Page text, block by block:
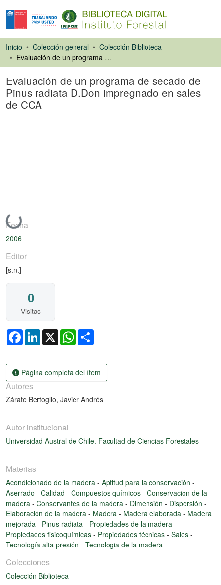
Inicio Colección general
Colección Biblioteca
Evaluación de un programa de secado de Pinus radiata D.Don impregnado en sales de CCA
Evaluación de un programa de secado de
Pinus radiata D.Don impregnado en sales
de CCA
Cargando...
Fecha
2006
Editor
[s.n.]
0
Visitas
FacebookLinkedIn
X WhatsApp
Página completa del ítem
Autores
Zárate Bertoglio, Javier Andrés
Autor institucional
Universidad Austral de Chile. Facultad de Ciencias Forestales
Materias
Acondicionado de la madera - Aptitud para la conservación -
Aserrado - Calidad - Compuestos químicos - Conservacion de la
madera - Conservantes de la madera - Dimensión - Dispersión -
Elaboración de la madera - Madera - Madera elaborada - Madera
mejorada - Pinus radiata - Propiedades de la madera -
Propiedades fisicoquímicas - Propiedades técnicas - Sales -
Tecnología alta presión - Tecnologia de la madera
Colecciones
Colección Biblioteca